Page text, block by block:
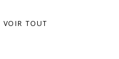
VOIR TOUT